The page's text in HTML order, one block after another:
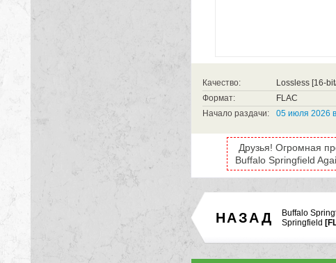
Качество:
Lossless [16-
Формат:
FLAC
Начало раздачи:
05 июля 2026
Друзья! Огромная
Buffalo Springfield
НАЗАД
Buffalo
Springfield